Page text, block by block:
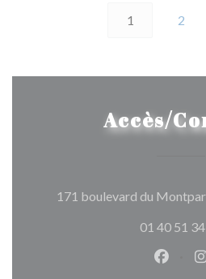
1 2
Accès/
171 boulevard du
01 40 51